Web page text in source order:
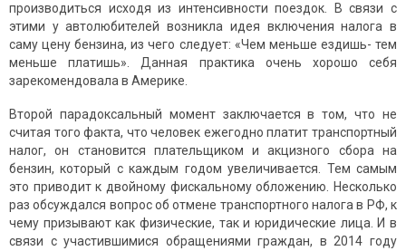
производиться исходя из интенсивности поездок. В связи с
этими у автолюбителей возникла идея включения налога в
саму цену бензина, из чего следует: «Чем меньше ездишь- тем
меньше платишь». Данная практика очень хорошо себя
зарекомендовала в Америке.
Второй парадоксальный момент заключается в том, что не
считая того факта, что человек ежегодно платит транспортный
налог, он становится плательщиком и акцизного сбора на
бензин, который с каждым годом увеличивается. Тем самым
это приводит к двойному фискальному обложению. Несколько
раз обсуждался вопрос об отмене транспортного налога в РФ, к
чему призывают как физические, так и юридические лица. И в
связи с участившимися обращениями граждан, в 2014 году